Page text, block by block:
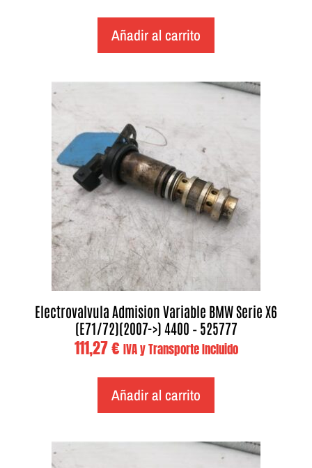
Añadir al carrito
Electrovalvula Admision Variable BMW Serie X6
(E71/72)(2007->) 4400 – 525777
111,27€ IVA y Transporte Incluido
Añadir al carrito